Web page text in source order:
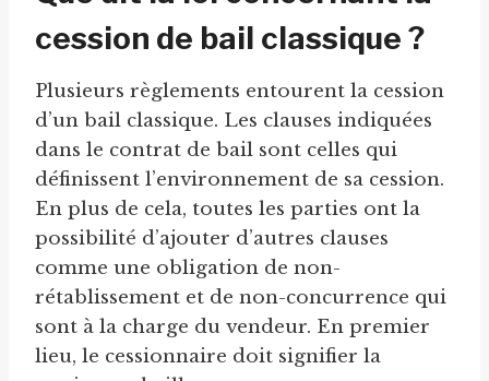
cession de bail classique ?
Plusieurs règlements entourent la cession
d’un bail classique. Les clauses indiquées
dans le contrat de bail sont celles qui
définissent l’environnement de sa cession.
En plus de cela, toutes les parties ont la
possibilité d’ajouter d’autres clauses
comme une obligation de non-
rétablissement et de non-concurrence qui
sont à la charge du vendeur. En premier
lieu, le cessionnaire doit signifier la